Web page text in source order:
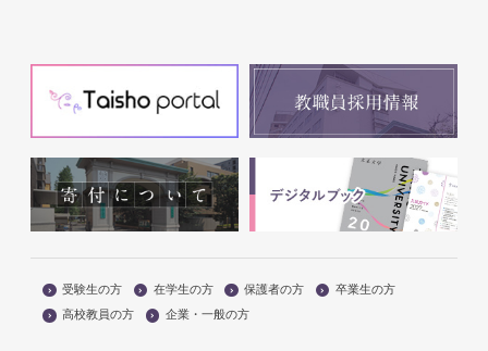
受験生の方 在学生の方 保護者の方
卒業生の方
高校教員の方
企業・一般の方